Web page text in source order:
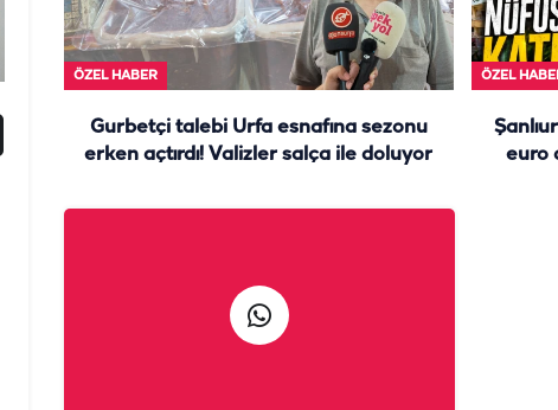
ÖZEL HABER
Gurbetçi talebi Urfa esnafına sezonu
erken açtırdı! Valizler salça ile doluyor
ÖZEL
euro